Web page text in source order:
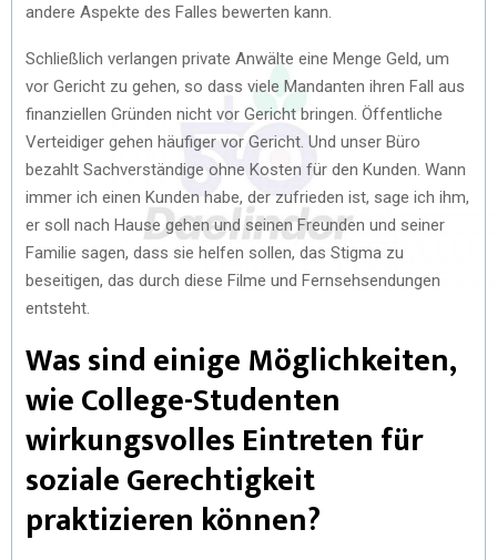
andere Aspekte des Falles bewerten kann.
Schließlich verlangen private Anwälte eine Menge Geld, um
vor Gericht zu gehen, so dass viele Mandanten ihren Fall aus
finanziellen Gründen nicht vor Gericht bringen. Öffentliche
Verteidiger gehen häufiger vor Gericht. Und unser Büro
bezahlt Sachverständige ohne Kosten für den Kunden. Wann
immer ich einen Kunden habe, der zufrieden ist, sage ich ihm,
er soll nach Hause gehen und seinen Freunden und seiner
Familie sagen, dass sie helfen sollen, das Stigma zu
beseitigen, das durch diese Filme und Fernsehsendungen
entsteht.
Was sind einige Möglichkeiten,
wie College-Studenten
wirkungsvolles Eintreten für
soziale Gerechtigkeit
praktizieren können?